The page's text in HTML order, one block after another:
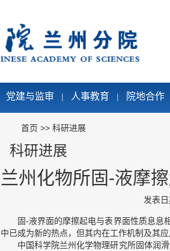
党建与监审 | 人事教育 | 院地合作
首页 >> 科研进展
科研进展
兰州化物所固-液摩
发表
固-液界面的摩擦起电与表界面性质息息相
中已成为新的热点，但其内在工作机制及其应
中国科学院兰州化学物理研究所固体润滑